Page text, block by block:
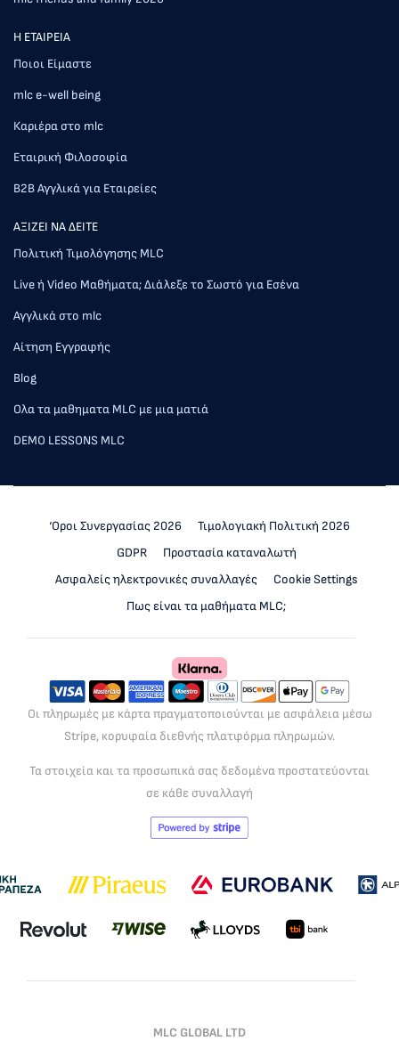
Η ΕΤΑΙΡΕΙΑ
Ποιοι Είμαστε
mlc e-well being
Καριέρα στο mlc
Εταιρική Φιλοσοφία
Β2Β Αγγλικά για Εταιρείες
AΞΙΖΕΙ ΝΑ ΔΕΙΤΕ
Πολιτική Τιμολόγησης MLC
Live ή Video Μαθήματα; Διάλεξε το Σωστό για Εσένα
Αγγλικά στο mlc
Αίτηση Εγγραφής
Blog
Ολα τα μαθηματα MLC με μια ματιά
DEMO LESSONS MLC
‘Οροι Συνεργασίας 2026
Τιμολογιακή Πολιτική 2026
GDPR
Προστασία καταναλωτή
Ασφαλείς ηλεκτρονικές συναλλαγές
Cookie Settings
Πως είναι τα μαθήματα MLC;
Οι πληρωμές με κάρτα πραγματοποιούνται με ασφάλεια μέσω
Stripe, κορυφαία διεθνής πλατφόρμα πληρωμών.
Τα στοιχεία και τα προσωπικά σας δεδομένα προστατεύονται
σε κάθε συναλλαγή
MLC GLOBAL LTD